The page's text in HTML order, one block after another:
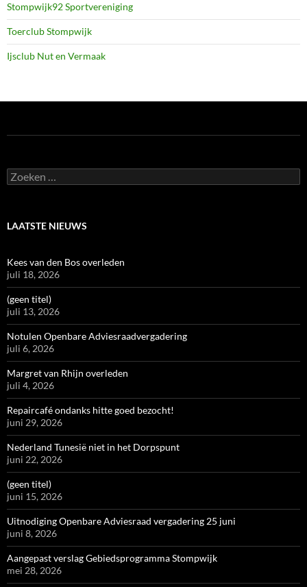
Stompwijk92 Sportvereniging
Toerclub Stompwijk
Ijsclub Nut en Vermaak
Zoeken
naar:
LAATSTE NIEUWS
Kees van den Bos overleden
juli 18, 2026
(geen titel)
juli 13, 2026
Notulen Openbare Adviesraadvergadering
juli 6, 2026
Margret van Rhijn overleden
juli 4, 2026
Repaircafé ondanks hitte goed bezocht!
juni 29, 2026
Nederland Tunesië niet in het Dorpspunt
juni 22, 2026
(geen titel)
juni 15, 2026
Uitnodiging Openbare Adviesraad vergadering 25 juni
juni 8, 2026
Aangepast verslag Gebiedsprogramma Stompwijk
mei 28, 2026